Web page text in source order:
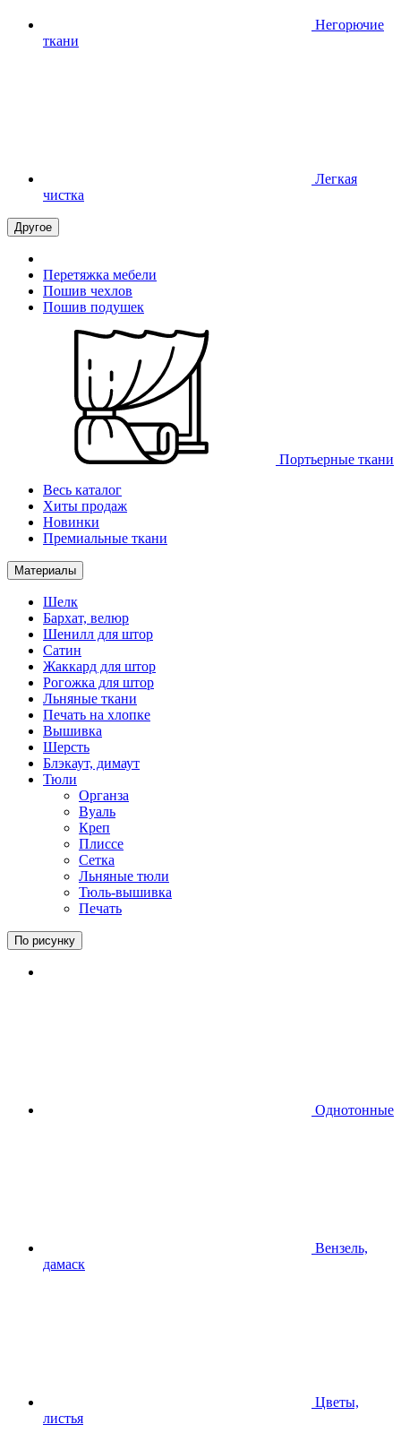
Негорючие
ткани
Легкая
чистка
Другое
Перетяжка мебели
Пошив чехлов
Пошив подушек
Портьерные ткани
Весь каталог
Хиты продаж
Новинки
Премиальные ткани
Материалы
Шелк
Бархат, велюр
Шенилл для штор
Сатин
Жаккард для штор
Рогожка для штор
Льняные ткани
Печать на хлопке
Вышивка
Шерсть
Блэкаут, димаут
Тюли
Органза
Вуаль
Креп
Плиссе
Сетка
Льняные тюли
Тюль-вышивка
Печать
По рисунку
Однотонные
Вензель,
дамаск
Цветы,
листья